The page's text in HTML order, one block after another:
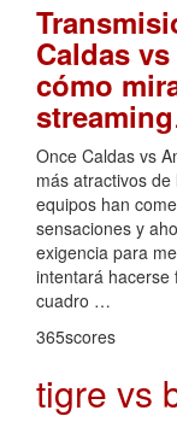
Caldas
cómo
streaming
Once Caldas vs
más atractivos
equipos han
sensaciones y
exigencia para
intentará hacerse
cuadro …
365scores
tigre vs